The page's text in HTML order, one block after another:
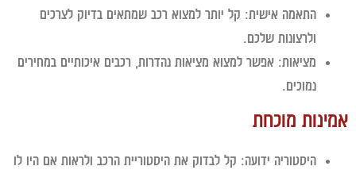
התאמה אישית:קל יותר למצוא רכב שמתאים בדיוק לצרכים
ולרצונות שלכם.
מציאות:אפשר למצוא מציאות נהדרות, רכבים איכותיים במחירים
נמוכים.
מוכחת
היסטוריה ידועה:קל לבדוק את היסטוריית הרכב ולראות אם היו לו